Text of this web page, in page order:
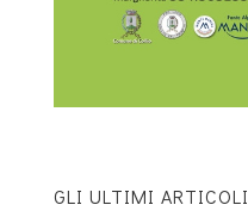
GLI ULTIMI ARTICOLI